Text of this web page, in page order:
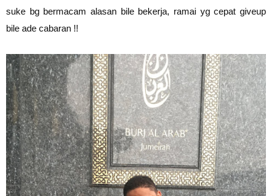
suke bg bermacam alasan bile bekerja, ramai yg cepat giveup
bile ade cabaran !!